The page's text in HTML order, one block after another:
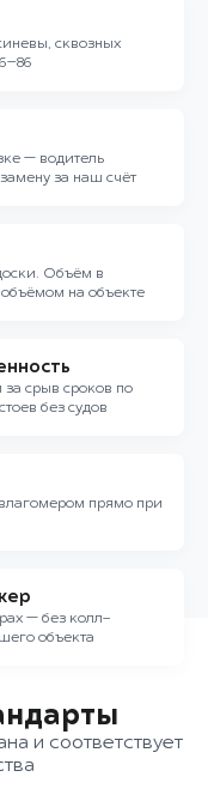
сквозных
— водитель
за наш счёт
Объём в
объёмом на объекте
срыв сроков по
без судов
прямо при
— без колл-
объекта
и соответствует